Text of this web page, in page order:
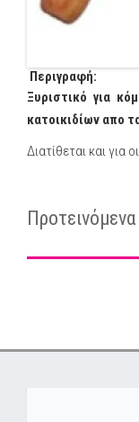
Περιγραφή:
Ξυριστικό για
κατοικιδίων απο
Διατίθεται και για
Προτεινόμενα